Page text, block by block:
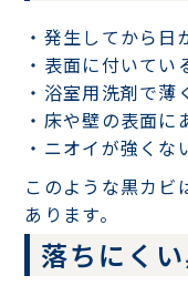
・発生してから日
・表面に付いてい
・浴室用洗剤で薄
・床や壁の表面に
・ニオイが強くな
このような黒カビ
あります。
落ちにく